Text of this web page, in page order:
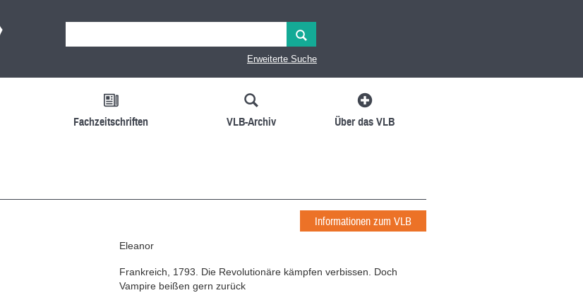
Erweiterte Suche
Fachzeitschriften VLB-Archiv Über das VLB
Informationen zum VLB
Eleanor
Frankreich, 1793. Die Revolutionäre kämpfen verbissen. Doch
Vampire beißen gern zurück